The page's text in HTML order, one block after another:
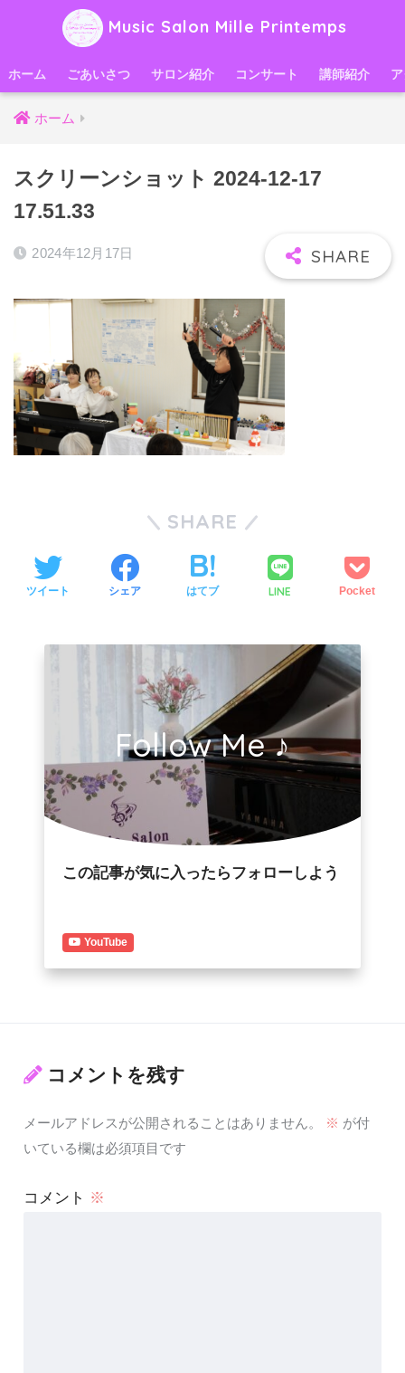
Music Salon Mille Printemps
ホーム ごあいさつ サロン紹介 コンサート 講師紹介
ホーム
スクリーンショット 2024-12-17
17.51.33
2024年12月17日
SHARE
ツイート シェア はてブ LINE Pocket
Follow Me ♪
この記事が気に入ったらフォローしよう
YouTube
コメントを残す
メールアドレスが公開されることはありません。 ※ が付
いている欄は必須項目です
コメント ※